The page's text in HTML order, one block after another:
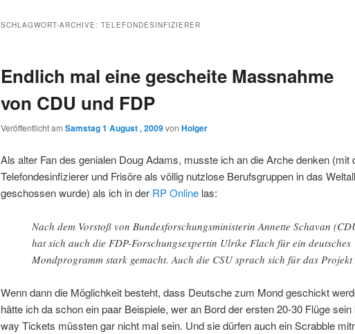
wechseln
SCHLAGWORT-ARCHIVE: TELEFONDESINFIZIERER
Endlich mal eine gescheite Massnahme
von CDU und FDP
Veröffentlicht am Samstag 1 August , 2009von Holger
Als alter Fan des genialen Doug Adams, musste ich an die Arche denken (mit
Telefondesinfizierer und Frisöre als völlig nutzlose Berufsgruppen in das Weltall
geschossen wurde) als ich in der RP Online las:
Nach dem Vorstoß von Bundesforschungsministerin Annette Schavan
hat sich auch die FDP-Forschungsexpertin Ulrike Flach für ein deutsches
Mondprogramm stark gemacht. Auch die CSU sprach sich für das Projekt
Wenn dann die Möglichkeit besteht, dass Deutsche zum Mond geschickt
hätte ich da schon ein paar Beispiele, wer an Bord der ersten 20-30 Flüge
way Tickets müssten gar nicht mal sein. Und sie dürfen auch ein Scrabble